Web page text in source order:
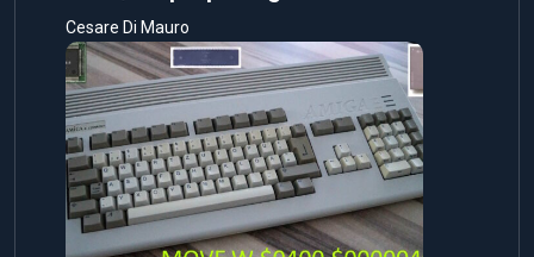
Cesare Di Mauro